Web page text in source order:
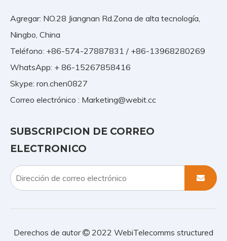
Agregar: NO.28 Jiangnan Rd.Zona de alta tecnología,
Ningbo, China
Teléfono: +86-574-27887831 / +86-13968280269
WhatsApp: + 86-15267858416
Skype: ron.chen0827
Correo electrónico : Marketing@webit.cc
SUBSCRIPCION DE CORREO
ELECTRONICO
Derechos de autor 2022 WebiTelecomms structured